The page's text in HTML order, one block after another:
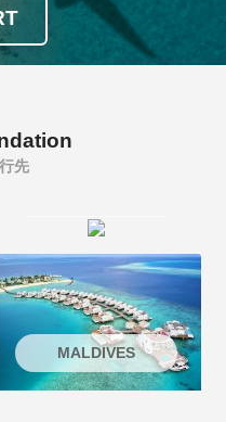
先
MALDIVES